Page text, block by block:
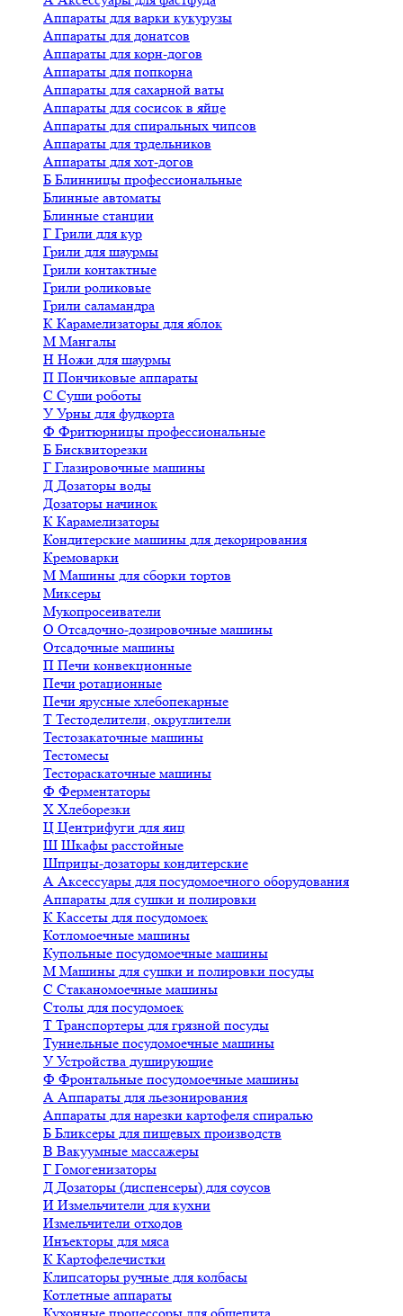
Аппараты для варки кукурузы
Аппараты для донатсов
Аппараты для корн-догов
Аппараты для попкорна
Аппараты для сахарной ваты
Аппараты для сосисок в яйце
Аппараты для спиральных чипсов
Аппараты для трдельников
Аппараты для хот-догов
Б Блинницы профессиональные
Блинные автоматы
Блинные станции
Г Грили для кур
Грили для шаурмы
Грили контактные
Грили роликовые
Грили саламандра
К Карамелизаторы для яблок
М Мангалы
Н Ножи для шаурмы
П Пончиковые аппараты
С Суши роботы
У Урны для фудкорта
Ф Фритюрницы профессиональные
Б Бисквиторезки
Г Глазировочные машины
Д Дозаторы воды
Дозаторы начинок
К Карамелизаторы
Кондитерские машины для декорирования
Кремоварки
М Машины для сборки тортов
Миксеры
Мукопросеиватели
О Отсадочно-дозировочные машины
Отсадочные машины
П Печи конвекционные
Печи ротационные
Печи ярусные хлебопекарные
Т Тестоделители, округлители
Тестозакаточные машины
Тестомесы
Тестораскаточные машины
Ф Ферментаторы
Х Хлеборезки
Ц Центрифуги для яиц
Ш Шкафы расстойные
Шприцы-дозаторы кондитерские
А Аксессуары для посудомоечного оборудования
Аппараты для сушки и полировки
К Кассеты для посудомоек
Котломоечные машины
Купольные посудомоечные машины
М Машины для сушки и полировки посуды
С Стаканомоечные машины
Столы для посудомоек
Т Транспортеры для грязной посуды
Туннельные посудомоечные машины
У Устройства душирующие
Ф Фронтальные посудомоечные машины
А Аппараты для льезонирования
Аппараты для нарезки картофеля спиралью
Б Бликсеры для пищевых производств
В Вакуумные массажеры
Г Гомогенизаторы
Д Дозаторы (диспенсеры) для соусов
И Измельчители для кухни
Измельчители отходов
Инъекторы для мяса
К Картофелечистки
Клипсаторы ручные для колбасы
Котлетные аппараты